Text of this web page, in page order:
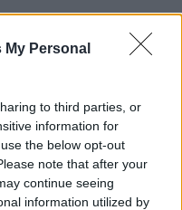
Personal
to third parties, or
information for
the below opt-out
note that after your
continue seeing
information utilized by
Αθήνα που περιμένει τις
το βράδυ θα
2019-20 …